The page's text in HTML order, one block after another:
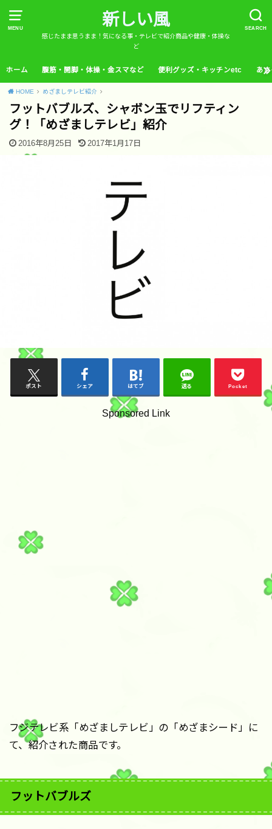
MENU SEARCH
新しい風
感じたまま思うまま！気になる事・テレビで紹介商品や健康・体操な
ど
ホーム 腹筋・開脚・体操・金スマなど 便利グッズ・キッチンetc あ
HOME めざましテレビ紹介
フットバブルズ、シャボン玉でリフティン
グ！「めざましテレビ」紹介
2016年8月25日 2017年1月17日
ポスト シェア はてブ 送る Pocket
Sponsored Link
フジテレビ系「めざましテレビ」の「めざまシード」に
て、紹介された商品です。
フットバブルズ